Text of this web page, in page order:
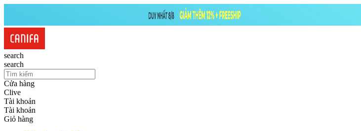
search
search
Cửa hàng
Clive
Tài khoản
Tài khoản
Giỏ hàng